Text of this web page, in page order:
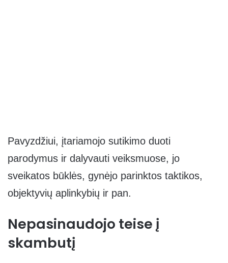
Pavyzdžiui, įtariamojo sutikimo duoti
parodymus ir dalyvauti veiksmuose, jo
sveikatos būklės, gynėjo parinktos taktikos,
objektyvių aplinkybių ir pan.
Nepasinaudojo teise į
skambutį